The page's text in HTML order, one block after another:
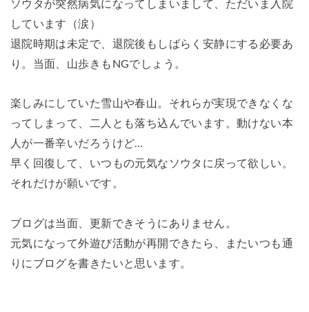
ソウタが突然病気になってしまいまして、ただいま入院
しています（涙）
退院時期は未定で、退院後もしばらく安静にする必要あ
り。当面、山歩きもNGでしょう。
楽しみにしていた雪山や春山。それらが実現できなくな
ってしまって、二人とも落ち込んでいます。動けない本
人が一番辛いだろうけど…
早く回復して、いつもの元気なソウタに戻って欲しい。
それだけが願いです。
ブログは当面、更新できそうにありません。
元気になって外遊び活動が再開できたら、またいつも通
りにブログを書きたいと思います。